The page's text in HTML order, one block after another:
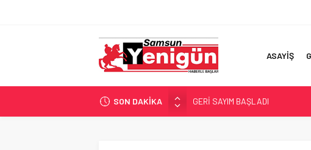
ASAYİŞ
SON DAKİKA
GERİ SAYIM BAŞLADI
SAMSUNSPOR’DA HEDEF